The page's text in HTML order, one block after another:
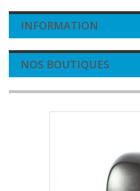
INFORMATION
NOS BOUTIQUES